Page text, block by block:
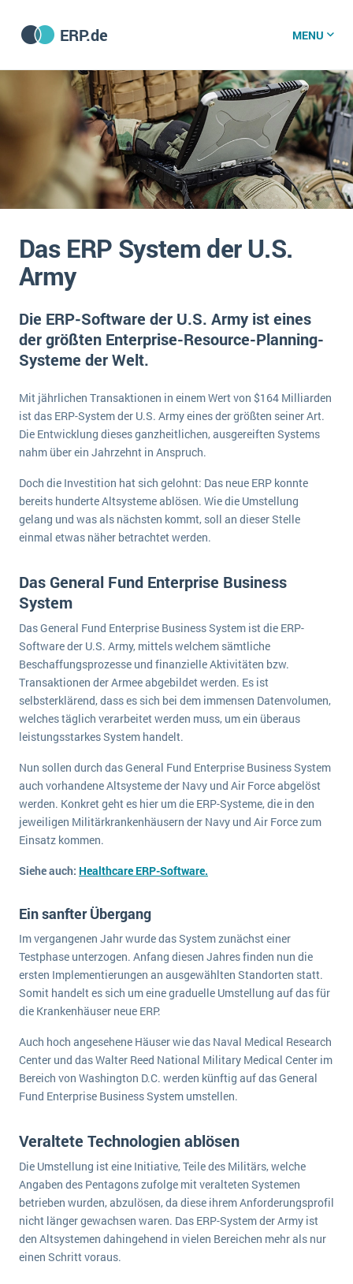
ERP.de
ERP software
Die 15 Schritte einer ERP‑Einführung
Was ist ERP?
Hintergrund
ERP-Software nach Branche
Plattform
Funktionalitäten
Vergleich
Auswahl
Einführung
Schulung
Auswertung
Service und Wartung
ERP vergleichen
ERP für jede Branche
ERP-Software nach Branchen
Ämter
Bau
Bildungseinrichtungen
E-commerce
Finanzen
Grosshandel
Handwerk
Health Care
IKT
Landwirtschaft
Medien
NGO
Lebensmittelindustrie
Logistik
Produktion
Immobilien
Services
Textil und Mode
Vermietung
Versorgung
ERP Wissenszentrum
Vorgestellt
Die 4 Komponenten eines CRM-Systems
5 Funktionen einer ERP-Software für Konzerne
Was ist Data Mining? - Ein Leitfaden für Unternehmen
Mehr über ERP-Software
ERP Wissenszentrum
Ein WMS implementieren: Das sind die 6
wichtigsten Punkte, die es zu beachten gilt
ERP-Software für Abfallentsorger
Digitale Arbeitsaufträge in Ihrem ERP- oder FSM-System: clever und effizient
ERP News
SAP übernimmt Reltio für eine bessere
Die „SaaSpocalypse“: Was ist das und was bedeutet es für die Zukunft von Unternehmenssoftware?
SAP investiert mit zwei strategischen Übernahmen in Enterprise-KI
ERP-Trends in der Produktion
NACHRICHTENARCHIV
Was ist ERP?
ERP-Experten
Offene Stellen bei ERP-Lieferanten
Über uns
DSGVO/GDPR
Impressum
Kontakt
MENU
Das ERP System der U.S.
Army
Die ERP-Software der U.S. Army ist eines
der größten Enterprise-Resource-Planning-
Systeme der Welt.
Mit jährlichen Transaktionen in einem Wert von $164 Milliarden
ist das ERP-System der U.S. Army eines der größten seiner Art.
Die Entwicklung dieses ganzheitlichen, ausgereiften Systems
nahm über ein Jahrzehnt in Anspruch.
Doch die Investition hat sich gelohnt: Das neue ERP konnte
bereits hunderte Altsysteme ablösen. Wie die Umstellung
gelang und was als nächsten kommt, soll an dieser Stelle
einmal etwas näher betrachtet werden.
Das General Fund Enterprise Business
System
Das General Fund Enterprise Business System ist die ERP-
Software der U.S. Army, mittels welchem sämtliche
Beschaffungsprozesse und finanzielle Aktivitäten bzw.
Transaktionen der Armee abgebildet werden. Es ist
selbsterklärend, dass es sich bei dem immensen Datenvolumen,
welches täglich verarbeitet werden muss, um ein überaus
leistungsstarkes System handelt.
Nun sollen durch das General Fund Enterprise Business System
auch vorhandene Altsysteme der Navy und Air Force abgelöst
werden. Konkret geht es hier um die ERP-Systeme, die in den
jeweiligen Militärkrankenhäusern der Navy und Air Force zum
Einsatz kommen.
Siehe auch: Healthcare ERP-Software.
Ein sanfter Übergang
Im vergangenen Jahr wurde das System zunächst einer
Testphase unterzogen. Anfang diesen Jahres finden nun die
ersten Implementierungen an ausgewählten Standorten statt.
Somit handelt es sich um eine graduelle Umstellung auf das für
die Krankenhäuser neue ERP.
Auch hoch angesehene Häuser wie das Naval Medical Research
Center und das Walter Reed National Military Medical Center im
Bereich von Washington D.C. werden künftig auf das General
Fund Enterprise Business System umstellen.
Veraltete Technologien ablösen
Die Umstellung ist eine Initiative, Teile des Militärs, welche
Angaben des Pentagons zufolge mit veralteten Systemen
betrieben wurden, abzulösen, da diese ihrem Anforderungsprofil
nicht länger gewachsen waren. Das ERP-System der Army ist
den Altsystemen dahingehend in vielen Bereichen mehr als nur
einen Schritt voraus.